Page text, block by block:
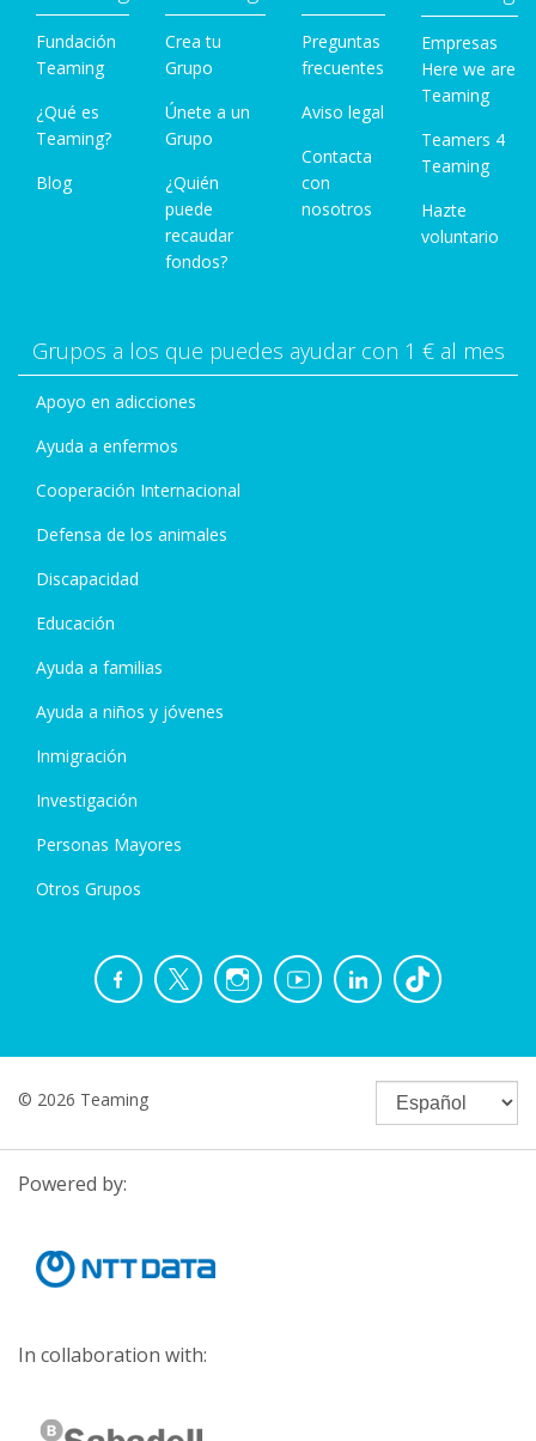
Fundación
Teaming
¿Qué es
Teaming?
Blog
Crea tu
Grupo
Únete a un
Grupo
¿Quién
puede
recaudar
fondos?
Preguntas
frecuentes
Aviso legal
Contacta
con
nosotros
Empresas
Here we are
Teaming
Teamers 4
Teaming
Hazte
voluntario
Grupos a los que puedes ayudar con 1 € al mes
Apoyo en adicciones
Ayuda a enfermos
Cooperación Internacional
Defensa de los animales
Discapacidad
Educación
Ayuda a familias
Ayuda a niños y jóvenes
Inmigración
Investigación
Personas Mayores
Otros Grupos
© 2026 Teaming
Powered by:
In collaboration with: